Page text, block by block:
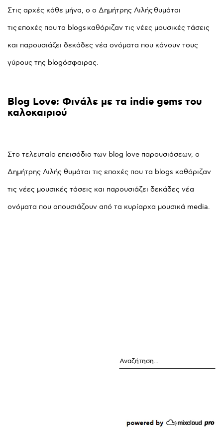
Στις αρχές κάθε μήνα, ο ο Δημήτρης Λιλής θυμάται
τις εποχές που τα blogs καθόριζαν τις νέες μουσικές τάσεις
και παρουσιάζει δεκάδες νέα ονόματα που κάνουν τους
γύρους της blogόσφαιρας.
Blog Love: Φινάλε με τα indie gems του
καλοκαιριού
Στο τελευταίο επεισόδιο των blog love παρουσιάσεων, ο
Δημήτρης Λιλής θυμάται τις εποχές που τα blogs καθόριζαν
τις νέες μουσικές τάσεις και παρουσιάζει δεκάδες νέα
ονόματα που απουσιάζουν από τα κυρίαρχα μουσικά media.